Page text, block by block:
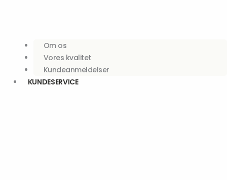
Om os
Vores kvalitet
Kundeanmeldelser
KUNDESERVICE